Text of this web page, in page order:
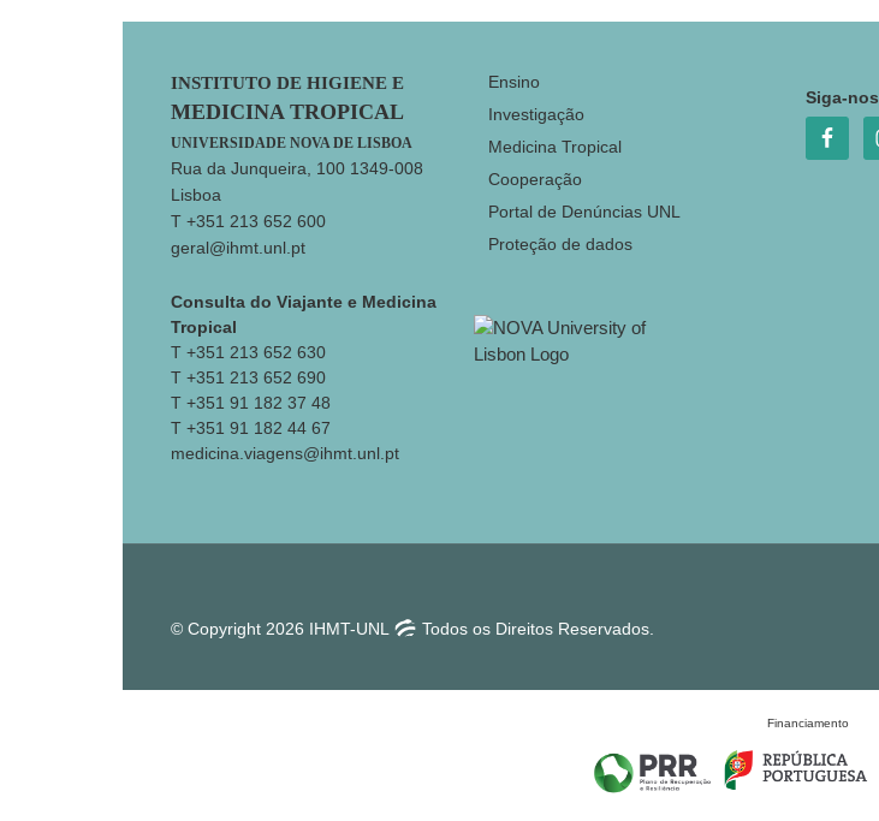
Footer
INSTITUTO DE HIGIENE E
MEDICINA TROPICAL
UNIVERSIDADE NOVA DE LISBOA
Rua da Junqueira, 100 1349-008
Lisboa
T +351 213 652 600
geral@ihmt.unl.pt
Consulta do Viajante e Medicina
Tropical
T +351 213 652 630
T +351 213 652 690
T +351 91 182 37 48
T +351 91 182 44 67
medicina.viagens@ihmt.unl.pt
Ensino
Investigação
Medicina Tropical
Cooperação
Portal de Denúncias UNL
Proteção de dados
Siga-nos
© Copyright 2026 IHMT-UNL Todos os Direitos Reservados.
Financiamento